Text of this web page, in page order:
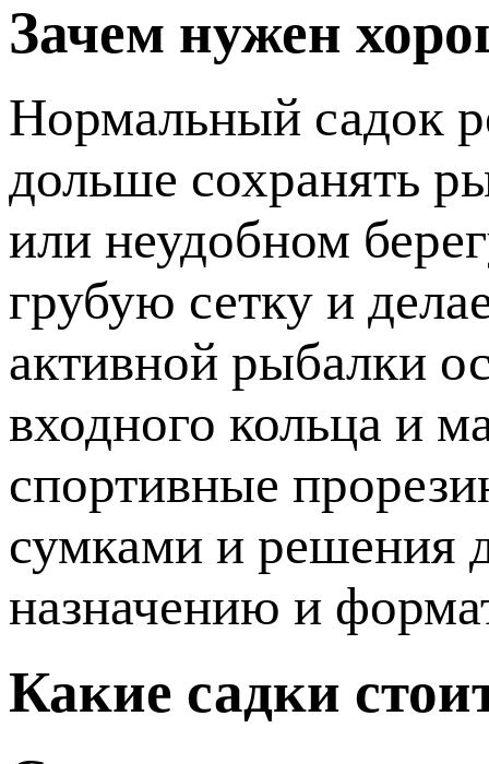
Зачем нужен
Нормальный садок
дольше сохранять
или неудобном
грубую сетку и
активной рыбалки
входного кольца и
спортивные
сумками и решения
назначению и
Какие садки